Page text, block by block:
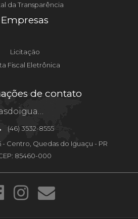
da Transparência
Empresas
Licitação
Fiscal Eletrônica
de contato
(46) 3532-8555
- Centro, Quedas do Iguaçu - PR
85460-000